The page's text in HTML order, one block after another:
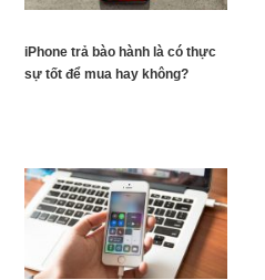
iPhone trả bào hành là có thực
sự tốt để mua hay không?